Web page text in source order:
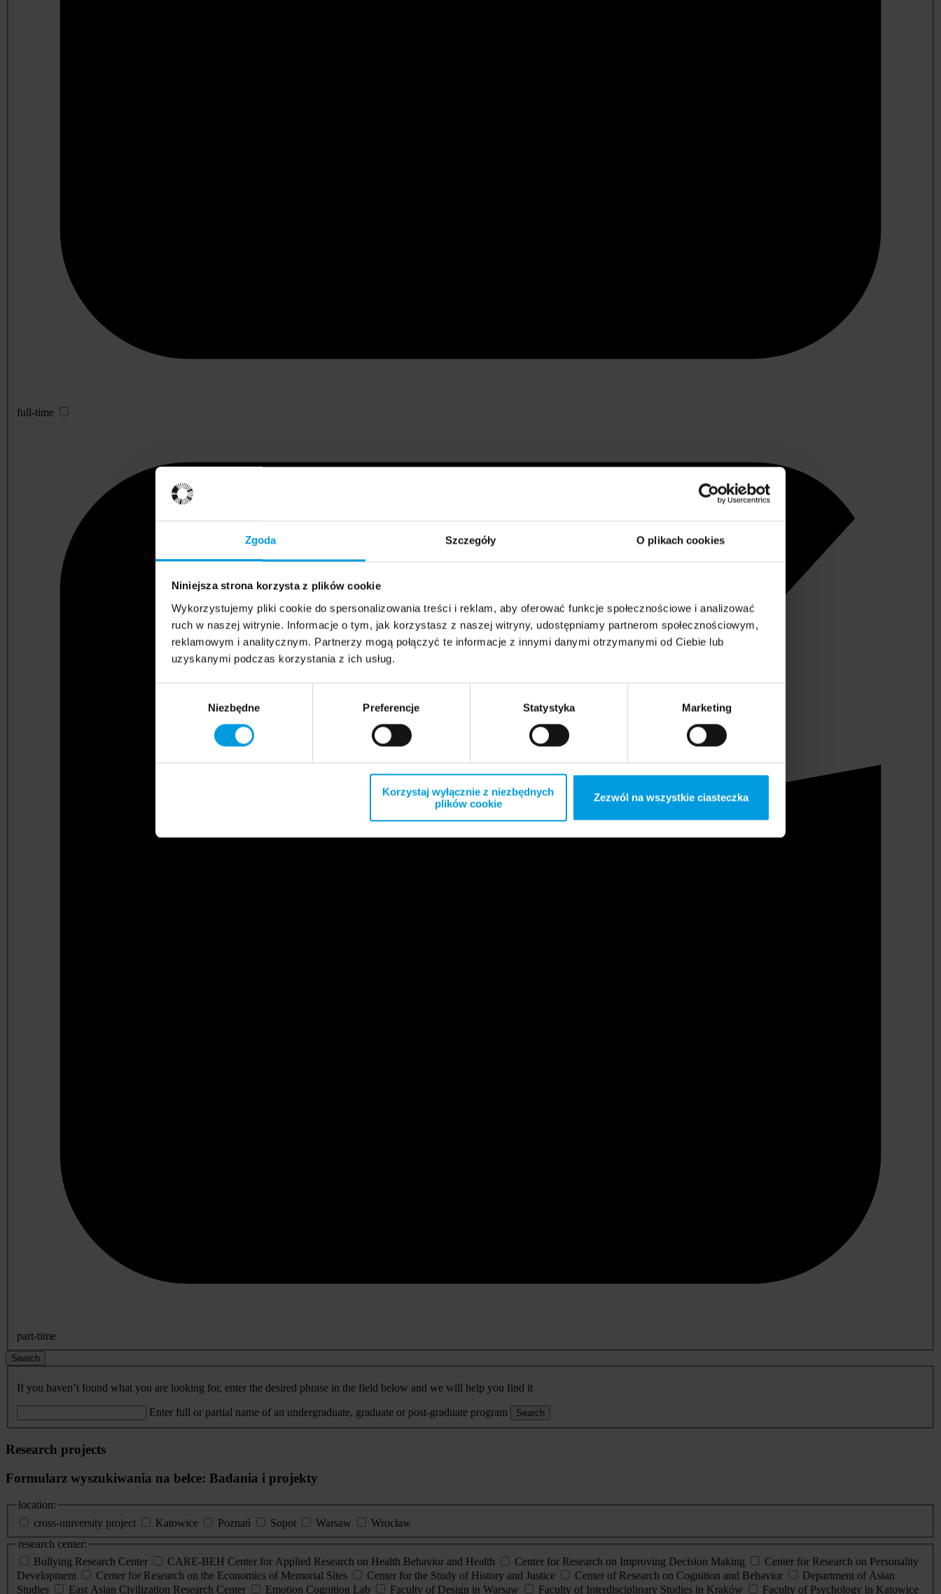
Zgoda Szczegóły O plikach cookies
Niniejsza strona korzysta z plików cookie
Wykorzystujemy pliki cookie do spersonalizowania treści i reklam, aby oferować funkcje społecznościowe i analizować
ruch w naszej witrynie. Informacje o tym, jak korzystasz z naszej witryny, udostępniamy partnerom społecznościowym,
reklamowym i analitycznym. Partnerzy mogą połączyć te informacje z innymi danymi otrzymanymi od Ciebie lub
uzyskanymi podczas korzystania z ich usług.
Niezbędne Preferencje Statystyka Marketing
Korzystaj wyłącznie z niezbędnych
plików cookie
Zezwól na wszystkie ciasteczka
full-time
part-time
Search
If you haven’t found what you are looking for, enter the desired phrase in the field below and we will help you find it
Enter full or partial name of an undergraduate, graduate or post-graduate program Search
Research projects
Formularz wyszukiwania na belce: Badania i projekty
location:
cross-university project
Katowice Poznań Sopot Warsaw
Wrocław
research center:
Bullying Research Center
CARE-BEH Center for Applied Research on Health Behavior and Health Center for Research on Improving Decision Making
Center for Research on Personality
Development
Center for Research on the Economics of Memorial Sites Center for the Study of History and Justice Center of Research on Cognition and Behavior
Department of Asian
Studies
East Asian Civilization Research Center Emotion Cognition Lab Faculty of Design in Warsaw Faculty of Interdisciplinary Studies in Kraków Faculty of Psychology in Katowice